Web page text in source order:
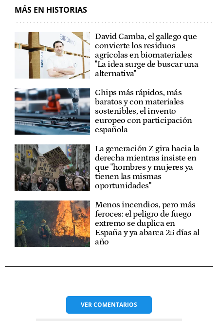
MÁS EN HISTORIAS
David Camba, el gallego que
convierte los residuos
agrícolas en biomateriales:
"La idea surge de buscar una
alternativa"
Chips más rápidos, más
baratos y con materiales
sostenibles, el invento
europeo con participación
española
La generación Z gira hacia la
derecha mientras insiste en
que "hombres y mujeres ya
tienen las mismas
oportunidades"
Menos incendios, pero más
feroces: el peligro de fuego
extremo se duplica en
España y ya abarca 25 días al
año
VERCOMENTARIOS